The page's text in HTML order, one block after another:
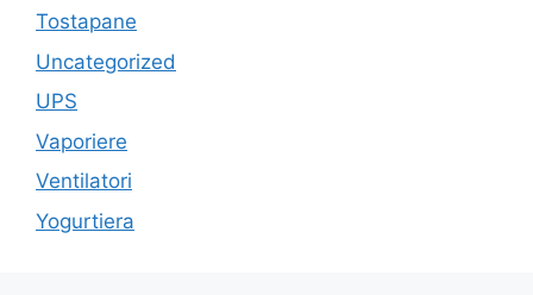
Tostapane
Uncategorized
UPS
Vaporiere
Ventilatori
Yogurtiera